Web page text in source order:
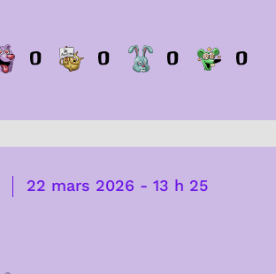
0 0 0 0
22 mars 2026 - 13 h 25